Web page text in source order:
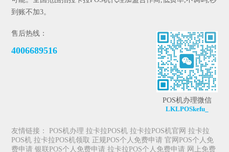
到账不加3。
售后热线：
4006689516
POS机办理微信
LKLPOSkefu_
友情链接： POS机办理 拉卡拉POS机 拉卡拉POS机官网 拉卡拉
POS机 拉卡拉POS机领取 正规POS个人免费申请 官网POS个人免
费申请 银联POS个人免费申请 拉卡拉POS个人免费申请 网上免费